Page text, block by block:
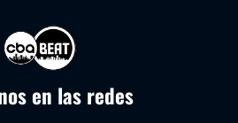
en las redes